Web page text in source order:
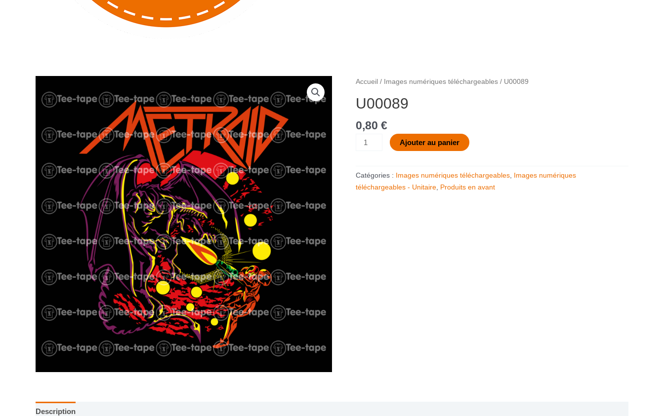
Accueil / Images numériques téléchargeables / U00089
U00089
0,80 €
quantité
U00089
Ajouter au panier
Catégories : Images numériques téléchargeables,
Images numériques
téléchargeables - Unitaire, Produits en avant
Description